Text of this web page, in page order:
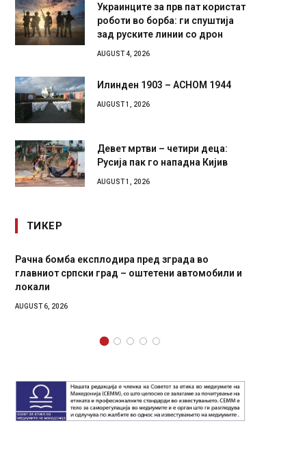
роботи во борба: ги спуштија
зад руските линии со дрон
AUGUST 4, 2026
AUGUST 1, 2026
Русија пак го нападна Кијив
AUGUST 1, 2026
11-месечна воена
AUGUST 4, 2026